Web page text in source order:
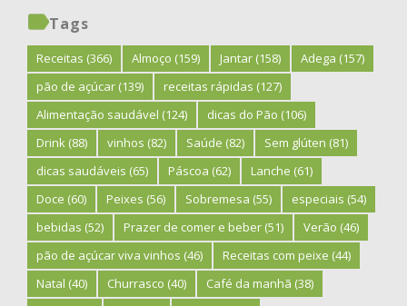
Tags
Receitas (366) Almoço (159) Jantar (158) Adega (157)
pão de açúcar (139) receitas rápidas (127)
Alimentação saudável (124) dicas do Pão (106)
Drink (88) vinhos (82) Saúde (82) Sem glúten (81)
dicas saudáveis (65) Páscoa (62) Lanche (61)
Doce (60) Peixes (56) Sobremesa (55) especiais (54)
bebidas (52) Prazer de comer e beber (51) Verão (46)
pão de açúcar viva vinhos (46) Receitas com peixe (44)
Natal (40) Churrasco (40) Café da manhã (38)